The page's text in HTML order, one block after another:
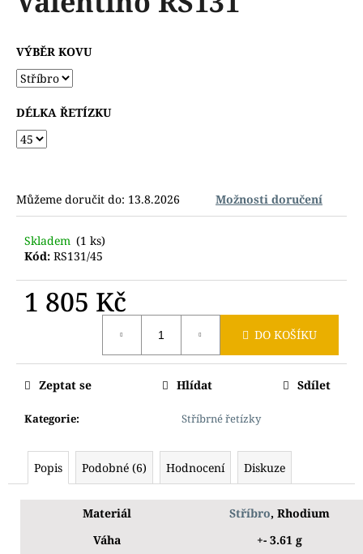
z
VÝBĚR KOVU
DÉLKA ŘETÍZKU
Můžeme doručit do: 13.8.2026 Možnosti doručení
Skladem (1 ks)
Kód: RS131/45
1 805 Kč
DO KOŠÍKU
Kategorie: Stříbrné řetízky
Zeptat se Hlídat Sdílet
Popis Podobné (6) Hodnocení Diskuze
Materiál Stříbro, Rhodium
Váha
+- 3.61 g
e
m
e